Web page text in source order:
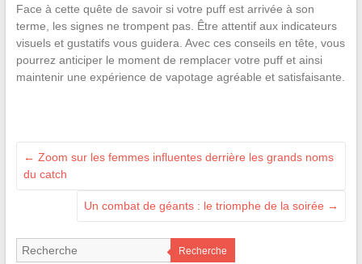
Face à cette quête de savoir si votre puff est arrivée à son
terme, les signes ne trompent pas. Être attentif aux indicateurs
visuels et gustatifs vous guidera. Avec ces conseils en tête, vous
pourrez anticiper le moment de remplacer votre puff et ainsi
maintenir une expérience de vapotage agréable et satisfaisante.
← Zoom sur les femmes influentes derrière les grands noms
du catch
Un combat de géants : le triomphe de la soirée →
Recherche